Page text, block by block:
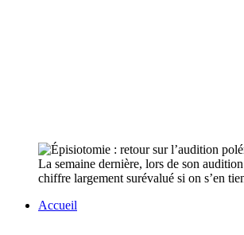
La semaine dernière, lors de son
chiffre largement surévalué si on s’en
Accueil